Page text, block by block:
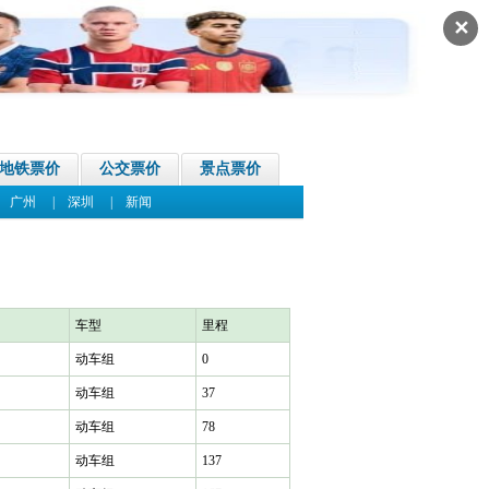
✕
地铁票价 公交票价 景点票价
广州 深圳 新闻
车型 里程
动车组 0
动车组 37
动车组 78
动车组 137